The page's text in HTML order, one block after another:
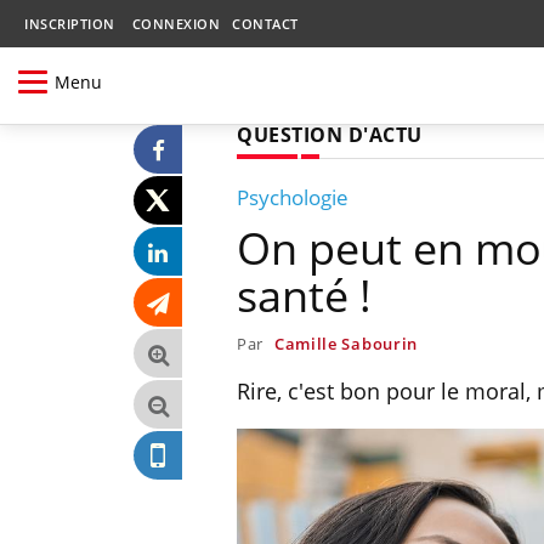
INSCRIPTION CONNEXION CONTACT
Menu
QUESTION D'ACTU
Psychologie
On peut en
santé !
Par Camille Sabourin
Rire, c'est bon pour le moral,